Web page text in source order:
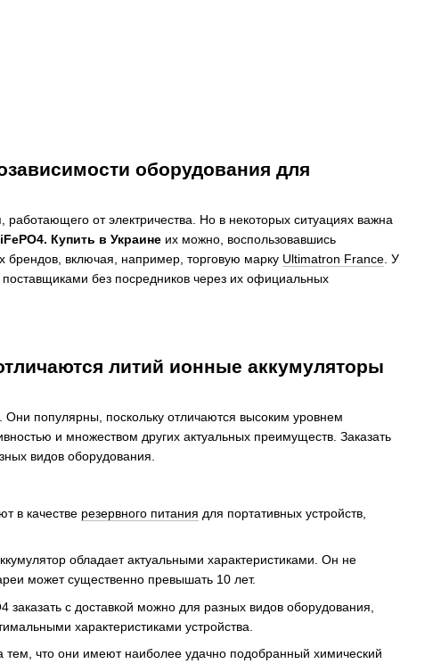
оборудования для
от электричества. Но в некоторых ситуациях важна
Купить в Украине их можно, воспользовавшись
брендов, включая, например, торговую марку Ultimatron France . У
без посредников через их официальных
литий ионные аккумуляторы
популярны, поскольку отличаются высоким уровнем
и множеством других актуальных преимуществ. Заказать
видов оборудования.
в качестве резервного питания для портативных устройств,
обладает актуальными характеристиками. Он не
может существенно превышать 10 лет.
с доставкой можно для разных видов оборудования,
характеристиками устройства.
тем, что они имеют наиболее удачно подобранный химический